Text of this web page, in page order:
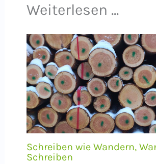
Weiterlesen ...
Schreiben wie Wandern,
Schreiben